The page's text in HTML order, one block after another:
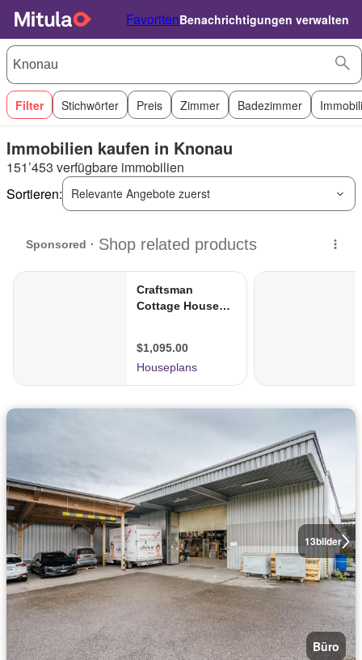
FavoritenBenachrichtigungen verwalten
Filter Stichwörter Preis Zimmer Badezimmer
Immobilien kaufen in Knonau
151’453 verfügbare immobilien
Sortieren:
Relevante Angebote zuerst
13bilder
Büro